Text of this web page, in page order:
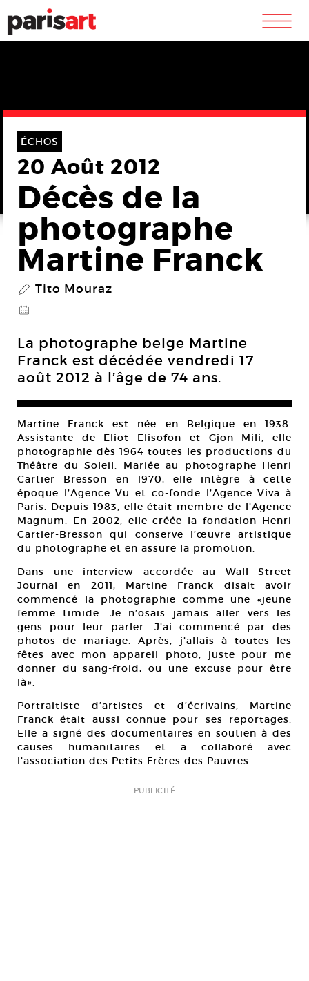
m
ÉCHOS
20 Août 2012
Décès de la
photographe
Martine Franck
P Tito Mouraz
@
La photographe belge Martine
Franck est décédée vendredi 17
août 2012 à l’âge de 74 ans.
Martine Franck est née en Belgique en 1938.
Assistante de Eliot Elisofon et Gjon Mili, elle
photographie dès 1964 toutes les productions du
Théâtre du Soleil. Mariée au photographe Henri
Cartier Bresson en 1970, elle intègre à cette
époque l’Agence Vu et co-fonde l’Agence Viva à
Paris. Depuis 1983, elle était membre de l’Agence
Magnum. En 2002, elle créée la fondation Henri
Cartier-Bresson qui conserve l’œuvre artistique
du photographe et en assure la promotion.
Dans une interview accordée au Wall Street
Journal en 2011, Martine Franck disait avoir
commencé la photographie comme une «jeune
femme timide. Je n’osais jamais aller vers les
gens pour leur parler. J’ai commencé par des
photos de mariage. Après, j’allais à toutes les
fêtes avec mon appareil photo, juste pour me
donner du sang-froid, ou une excuse pour être
là».
Portraitiste d’artistes et d’écrivains, Martine
Franck était aussi connue pour ses reportages.
Elle a signé des documentaires en soutien à des
causes humanitaires et a collaboré avec
l’association des Petits Frères des Pauvres.
PUBLICITÉ